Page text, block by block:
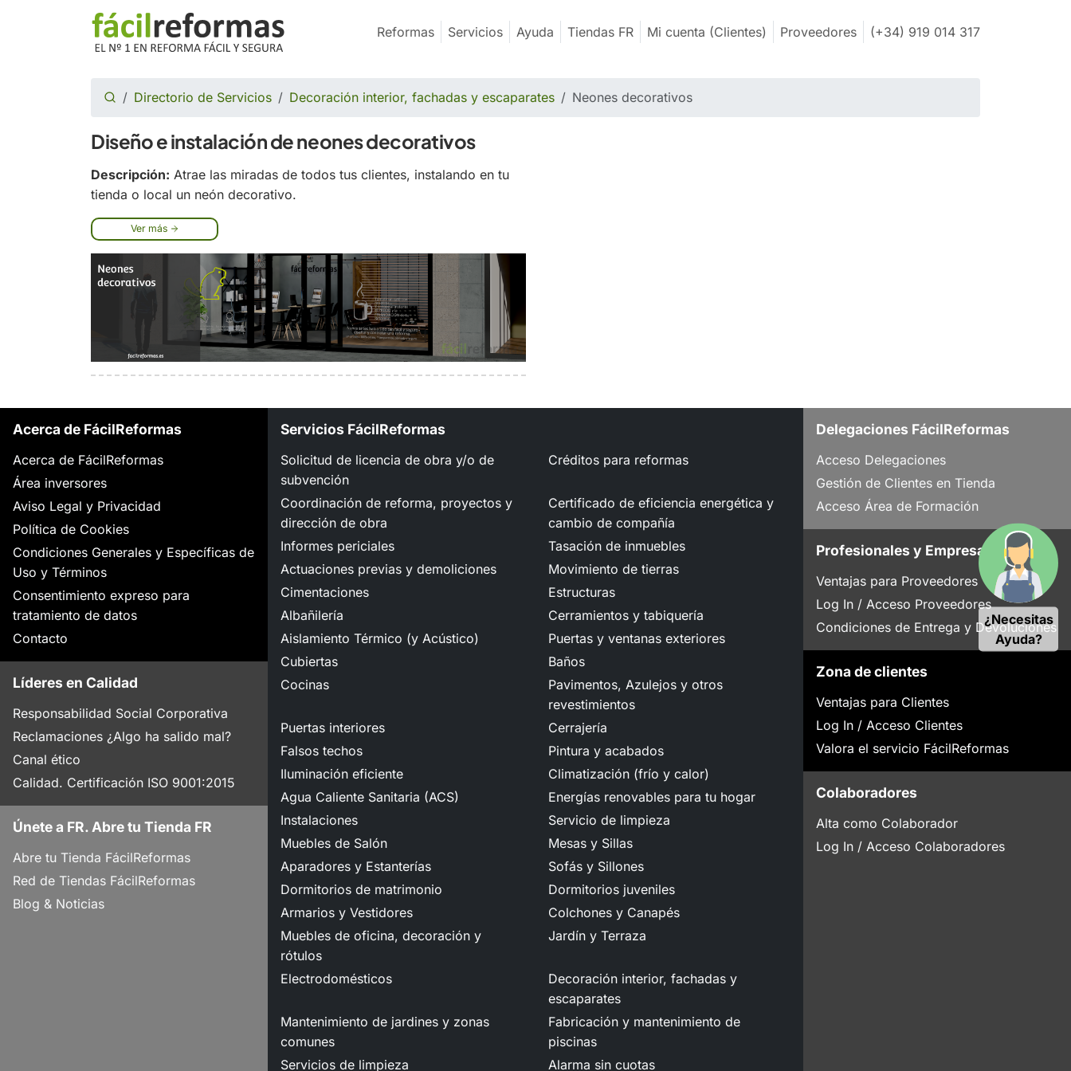
Reformas Servicios Ayuda Tiendas FR Mi cuenta (Clientes) Proveedores (+34) 919 014 317
¿Necesitas
Ayuda?
Directorio de Servicios Decoración interior, fachadas y escaparates Neones decorativos
Diseño e instalación de neones decorativos
Descripción: Atrae las miradas de todos tus clientes, instalando en tu
tienda o local un neón decorativo.
Ver más
Acerca de FácilReformas
Acerca de FácilReformas
Área inversores
Aviso Legal y Privacidad
Política de Cookies
Condiciones Generales y Específicas de
Uso y Términos
Consentimiento expreso para
tratamiento de datos
Contacto
Líderes en Calidad
Responsabilidad Social Corporativa
Reclamaciones ¿Algo ha salido mal?
Canal ético
Calidad. Certificación ISO 9001:2015
Únete a FR. Abre tu Tienda FR
Abre tu Tienda FácilReformas
Red de Tiendas FácilReformas
Blog & Noticias
Servicios FácilReformas
Solicitud de licencia de obra y/o de
subvención
Créditos para reformas
Coordinación de reforma, proyectos y
dirección de obra
Certificado de eficiencia energética y
cambio de compañía
Informes periciales
Tasación de inmuebles
Actuaciones previas y demoliciones
Movimiento de tierras
Cimentaciones
Estructuras
Albañilería
Cerramientos y tabiquería
Aislamiento Térmico (y Acústico)
Puertas y ventanas exteriores
Cubiertas
Baños
Cocinas
Pavimentos, Azulejos y otros
revestimientos
Puertas interiores
Cerrajería
Falsos techos
Pintura y acabados
Iluminación eficiente
Climatización (frío y calor)
Agua Caliente Sanitaria (ACS)
Energías renovables para tu hogar
Instalaciones
Servicio de limpieza
Muebles de Salón
Mesas y Sillas
Aparadores y Estanterías
Sofás y Sillones
Dormitorios de matrimonio
Dormitorios juveniles
Armarios y Vestidores
Colchones y Canapés
Muebles de oficina, decoración y
rótulos
Jardín y Terraza
Electrodomésticos
Decoración interior, fachadas y
escaparates
Mantenimiento de jardines y zonas
comunes
Fabricación y mantenimiento de
piscinas
Servicios de limpieza
Alarma sin cuotas
Delegaciones FácilReformas
Acceso Delegaciones
Gestión de Clientes en Tienda
Acceso Área de Formación
Profesionales y Empresas
Ventajas para Proveedores
Log In / Acceso Proveedores
Condiciones de Entrega y Devoluciones
Zona de clientes
Ventajas para Clientes
Log In / Acceso Clientes
Valora el servicio FácilReformas
Colaboradores
Alta como Colaborador
Log In / Acceso Colaboradores